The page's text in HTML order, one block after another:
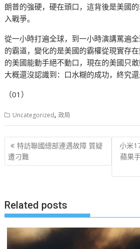
朗普的強硬，硬在頭口，這背後是美國
入戰爭。
從一小時打遍全球，到一小時演講罵遍
的霸道，變化的是美國的霸權從現實存
的美國能動手絕不動口，現在的美國只
大概還沒認識到：口水糊的成功，終究還
（01）
Uncategorized,政局
文
章
特訪聯國總部連遇故障 質疑
遭刁難
小米
蘋果
Related posts